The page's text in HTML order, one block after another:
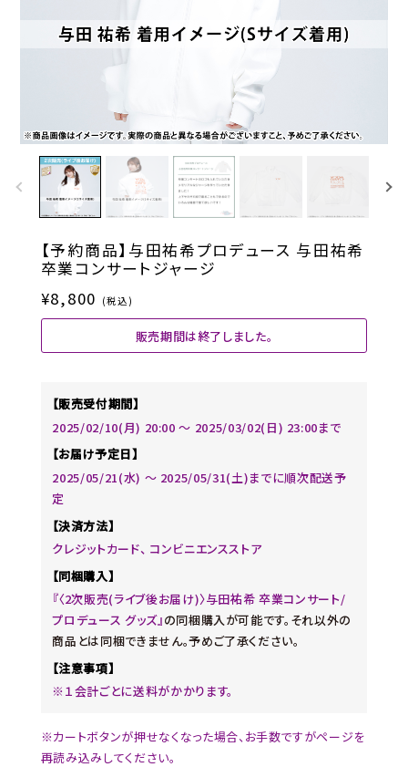
【予約商品】与田祐希プロデュース 与田祐希
卒業コンサートジャージ
¥8,800 (税込)
販売期間は終了しました。
【販売受付期間】
2025/02/10(月) 20:00 〜 2025/03/02(日) 23:00まで
【お届け予定日】
2025/05/21(水) ～ 2025/05/31(土)までに順次配送予
定
【決済方法】
クレジットカード、 コンビニエンスストア
【同梱購入】
『〈2次販売(ライブ後お届け)〉与田祐希 卒業コンサート/
プロデュース グッズ』の同梱購入が可能です。それ以外の
商品とは同梱できません。予めご了承ください。
【注意事項】
※１会計ごとに送料がかかります。
※カートボタンが押せなくなった場合、お手数ですがページを
再読み込みしてください。